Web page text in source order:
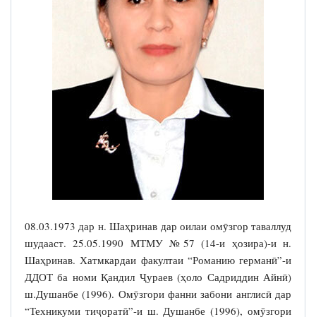
08.03.1973 дар н. Шаҳринав дар оилаи омӯзгор таваллуд
шудааст. 25.05.1990 МТМУ №57 (14-и ҳозира)-и н.
Шаҳринав. Хатмкардаи факултаи “Романию германӣ”-и
ДДОТ ба номи Қандил Ҷураев (ҳоло Садриддин Айнӣ)
ш.Душанбе (1996). Омӯзгори фанни забони англисӣ дар
“Техникуми тиҷоратӣ”-и ш. Душанбе (1996), омӯзгори